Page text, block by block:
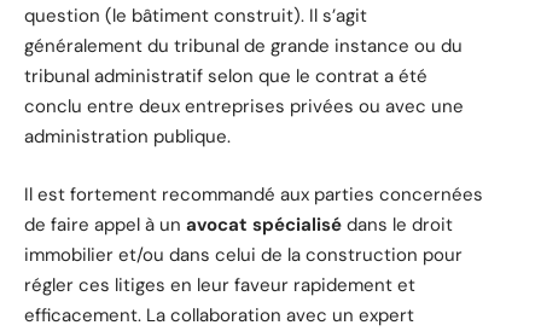
question (le bâtiment construit). Il s’agit
généralement du tribunal de grande instance ou du
tribunal administratif selon que le contrat a été
conclu entre deux entreprises privées ou avec une
administration publique.
Il est fortement recommandé aux parties concernées
de faire appel à un avocat spécialisé dans le droit
immobilier et/ou dans celui de la construction pour
régler ces litiges en leur faveur rapidement et
efficacement. La collaboration avec un expert